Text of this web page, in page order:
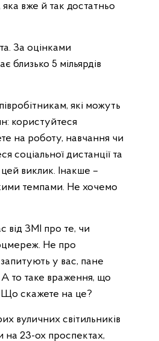
вже й так достатньо
За оцінками
близько 5 мільярдів
які можуть
користуйтеся
на роботу, навчання чи
соціальної дистанції та
виклик. Інакше –
темпами. Не хочемо
від ЗМІ про те, чи
Не про
у вас, пане
А то таке враження, що
Що скажете на це?
вуличних світильників
на 23-ох проспектах,